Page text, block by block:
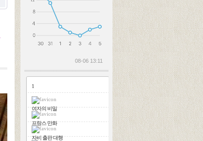
08-06 13:11
1
여자의 비밀
프랑스 만화
자비 출판 대행